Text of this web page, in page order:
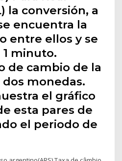
la conversión, a
encuentra la
entre ellos y se
1 minuto.
de cambio de la
monedas.
el gráfico
esta pares de
el periodo de